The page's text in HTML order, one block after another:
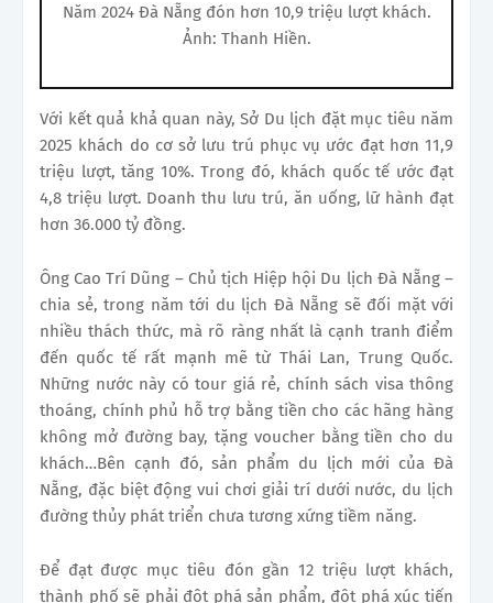
Năm 2024 Đà Nẵng đón hơn 10,9 triệu lượt khách.
Ảnh: Thanh Hiền.
Với kết quả khả quan này, Sở Du lịch đặt mục tiêu năm
2025 khách do cơ sở lưu trú phục vụ ước đạt hơn 11,9
triệu lượt, tăng 10%. Trong đó, khách quốc tế ước đạt
4,8 triệu lượt. Doanh thu lưu trú, ăn uống, lữ hành đạt
hơn 36.000 tỷ đồng.
Ông Cao Trí Dũng – Chủ tịch Hiệp hội Du lịch Đà Nẵng –
chia sẻ, trong năm tới du lịch Đà Nẵng sẽ đối mặt với
nhiều thách thức, mà rõ ràng nhất là cạnh tranh điểm
đến quốc tế rất mạnh mẽ từ Thái Lan, Trung Quốc.
Những nước này có tour giá rẻ, chính sách visa thông
thoáng, chính phủ hỗ trợ bằng tiền cho các hãng hàng
không mở đường bay, tặng voucher bằng tiền cho du
khách…Bên cạnh đó, sản phẩm du lịch mới của Đà
Nẵng, đặc biệt động vui chơi giải trí dưới nước, du lịch
đường thủy phát triển chưa tương xứng tiềm năng.
Để đạt được mục tiêu đón gần 12 triệu lượt khách,
thành phố sẽ phải đột phá sản phẩm, đột phá xúc tiến